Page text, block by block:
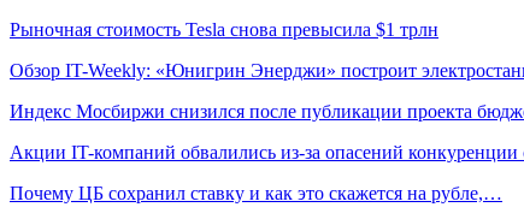
Рыночная стоимость Tesla снова превысила $1 трлн
Обзор IT-Weekly: «Юнигрин Энерджи» построит
Индекс Мосбиржи снизился после публикации проекта
Акции IT-компаний обвалились из-за опасений
Почему ЦБ сохранил ставку и как это скажется на рубле,…